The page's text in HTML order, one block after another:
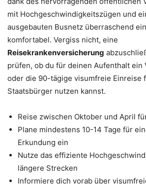
mit Hochgeschwindigkeitszügen und
ausgebauten Busnetz überraschend
komfortabel. Vergiss nicht, eine
Reisekrankenversicherung
prüfen, ob du für deinen Aufenthalt ein
oder die 90-tägige visumfreie Einreise
Staatsbürger nutzen kannst.
Reise zwischen Oktober und April
Plane mindestens 10-14 Tage für
Erkundung ein
Nutze das effiziente
längere Strecken
Informiere dich vorab über